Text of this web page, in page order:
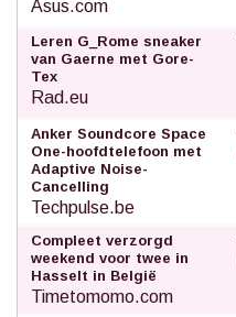
Asus.com
Leren G_Rome sneaker
van Gaerne met Gore-
Tex
Rad.eu
Anker Soundcore Space
One-hoofdtelefoon met
Adaptive Noise-
Cancelling
Techpulse.be
Compleet verzorgd
weekend voor twee in
Hasselt in België
Timetomomo.com